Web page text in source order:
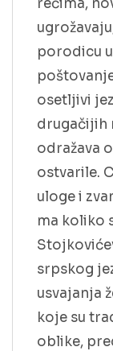
rečima,
porodicu
osetljivi
drugačijih
odražava
ostvarile.
uloge i
ma koliko
srpskog
usvajanja
koje su
oblike,